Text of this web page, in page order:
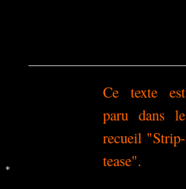
Ce texte est
paru dans le
recueil "Strip-
tease".